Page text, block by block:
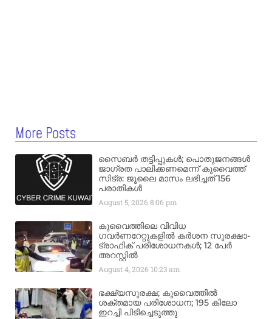
More Posts
സൈബർ തട്ടിപ്പുകൾ; പൊതുജനങ്ങൾ
ജാഗ്രത പാലിക്കണമെന്ന് കുവൈത്ത്
സിട്ര: ജൂലൈ മാസം ലഭിച്ചത് 156
പരാതികൾ
August 5, 20268:06 pm
കുവൈത്തിലെ വിവിധ
ഗവർണറേറ്റുകളിൽ കർശന സുരക്ഷാ-
ട്രാഫിക് പരിശോധനകൾ; 12 പേർ
അറസ്റ്റിൽ
August 4, 2026 10:23 am
ഭക്ഷ്യസുരക്ഷ; കുവൈത്തിൽ
ശക്തമായ പരിശോധന; 195 കിലോ
ഇറച്ചി പിടിച്ചെടുത്തു